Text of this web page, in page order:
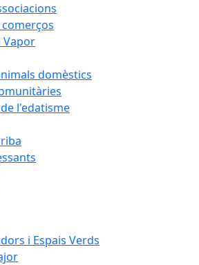
Vapor
domèstics
l'edatisme
i Espais Verds